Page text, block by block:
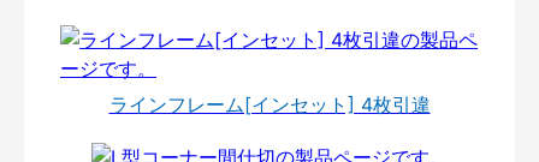
ラインフレーム[インセット] 4枚引違